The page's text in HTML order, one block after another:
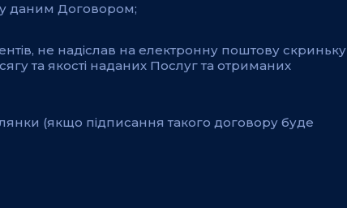
даним Договором;
не надіслав на електронну поштову скриньку
та якості наданих Послуг та отриманих
(якщо підписання такого договору буде